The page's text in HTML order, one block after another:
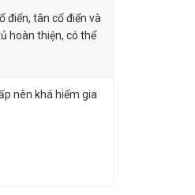
điển, tân cổ điển và
hoàn thiện, có thể
nên khá hiếm gia